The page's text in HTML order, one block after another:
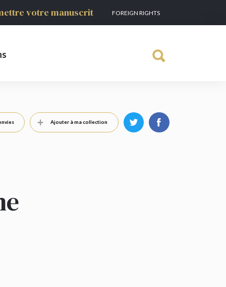
votre manuscrit FOREIGN RIGHTS
Ajouter à ma collection